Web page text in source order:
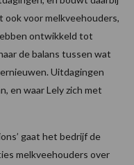
voor melkveehouders,
ontwikkeld tot
de balans tussen wat
Uitdagingen
en waar Lely zich met
gaat het bedrijf de
melkveehouders over